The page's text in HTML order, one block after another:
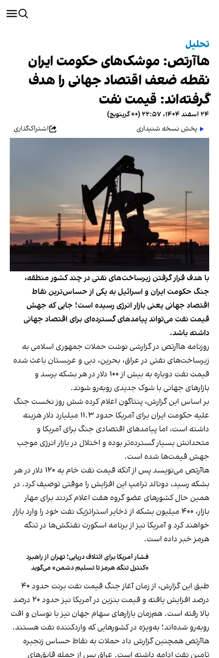
تحلیل
هاآرتص: موشک‌های حکومت ایران
نقطه ضعف اقتصاد جهانی را هدف
گرفته‌اند: قیمت نفت
۲۴ اسفند ۱۴۰۴، ۲۲:۵۷ (‎+۰ گرینویچ)
پخش نسخه شنیداری
اشتراک‌گذاری
با هدف قرار گرفتن زیرساخت‌های نفتی در چند کشور منطقه،
جنگ حکومت ایران و اسرائیل به یکی از حساس‌ترین نقاط
اقتصاد جهانی یعنی بازار انرژی رسیده است؛ جایی که جهش
قیمت نفت می‌تواند پیامدهای گسترده‌ای برای اقتصاد جهانی
داشته باشد.
روزنامه هاآرتص در گزارشی نوشت حملات جمهوری اسلامی به
زیرساخت‌های نفتی در عراق، بحرین، دبی و عربستان باعث شده
قیمت نفت دوباره به بیش از ۱۰۰ دلار در هر بشکه برسد و
بازارهای جهانی با شوک جدیدی روبه‌رو شوند.
بر اساس این گزارش، پنتاگون اعلام کرده شش روز نخست جنگ
علیه حکومت ایران برای آمریکا حدود ۱۱.۳ میلیارد دلار هزینه
داشته است، اما پیامدهای اقتصادی جنگ برای آمریکا و
متحدانش بسیار گسترده‌تر بوده و اختلال در بازار انرژی موجب
جهش قیمت‌ها شده است.
هاآرتص می‌نویسد پس از آنکه قیمت نفت خام به ۱۲۰ دلار در هر
بشکه رسید، دونالد ترامپ این افزایش را موقتی توصیف کرد. در
همین حال کشورهای عضو گروه هفت اعلام کردند برای مهار
بازار، ۴۰۰ میلیون بشکه از ذخایر استراتژیک نفت خود را وارد بازار
خواهند کرد و آمریکا نیز از برنامه اسکورت نفتکش‌ها در تنگه
هرمز خبر داده است.
فشار آمریکا برای ائتلاف دریایی؛ تهران از راهبرد
«کنترل تنگه هرمز تا تسلیم دشمن» می‌گوید
طبق این گزارش، از زمان آغاز جنگ قیمت نفت برنت حدود ۴۰
درصد افزایش یافته و قیمت بنزین در آمریکا نیز حدود ۲۰ درصد
بالا رفته است. هم‌زمان بازارهای سهام جهان نیز با نوسان و افت
روبه‌رو شده‌اند؛ به‌ویژه در کشورهایی که واردکننده نفت هستند.
هاآرتص همچنین گزارش داد حملات به نقاط حساس زنجیره
تامین نفت ادامه داشته است. عراق پس از حمله قایق‌های